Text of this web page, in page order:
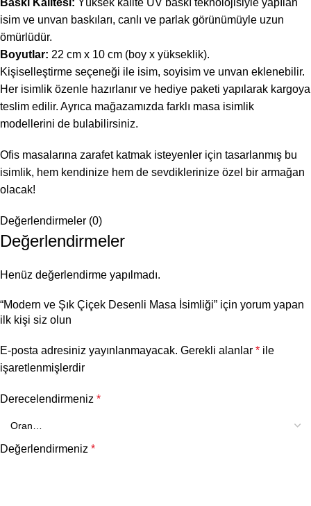
isim ve unvan baskıları, canlı ve parlak görünümüyle uzun
ömürlüdür.
Boyutlar: 22 cm x 10 cm (boy x yükseklik).
Kişiselleştirme seçeneği ile isim, soyisim ve unvan eklenebilir.
Her isimlik özenle hazırlanır ve hediye paketi yapılarak kargoya
teslim edilir. Ayrıca mağazamızda farklı masa isimlik
modellerini de bulabilirsiniz.
Ofis masalarına zarafet katmak isteyenler için tasarlanmış bu
isimlik, hem kendinize hem de sevdiklerinize özel bir armağan
olacak!
Değerlendirmeler (0)
Değerlendirmeler
Henüz değerlendirme yapılmadı.
“Modern ve Şık Çiçek Desenli Masa İsimliği” için yorum yapan
ilk kişi siz olun
E-posta adresiniz yayınlanmayacak. Gerekli alanlar * ile
işaretlenmişlerdir
Derecelendirmeniz *
Değerlendirmeniz *